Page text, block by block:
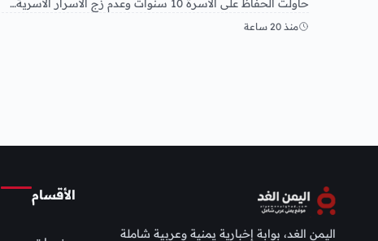
حاولت الحفاظ على الأسرة 10 سنوات وعدم زج الاسرار الأسرية…
منذ 20 ساعة
اليمن الغد، بوابة إخبارية يمنية وعربية شاملة
الأقسام